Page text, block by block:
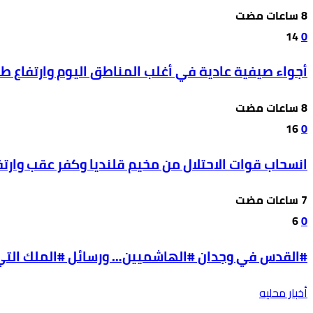
0
14
أجواء صيفية عادية في أغلب المناطق اليوم وارتفاع
0
16
انسحاب قوات الاحتلال من مخيم قلنديا وكفر عقب
0
6
#القدس في وجدان #الهاشميين… ورسائل #الملك التي
أخبار محليه